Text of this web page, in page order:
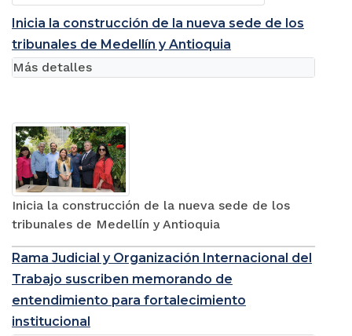
Inicia la construcción de la nueva sede de los
tribunales de Medellín y Antioquia
Inicia la construcción de la nueva sede de los
tribunales de Medellín y Antioquia
Más detalles
Rama Judicial y Organización Internacional del
Trabajo suscriben memorando de
entendimiento para fortalecimiento
institucional